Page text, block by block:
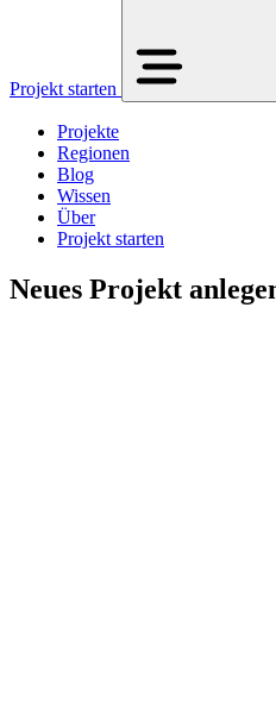
Projekt starten
Projekte
Regionen
Blog
Wissen
Über
Projekt starten
Neues Projekt